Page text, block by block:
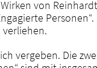
von
vergeben. Die